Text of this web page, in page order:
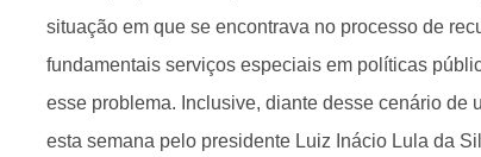
situação em que se encontrava no processo de
fundamentais serviços especiais em políticas
esse problema. Inclusive, diante desse cenário de
esta semana pelo presidente Luiz Inácio Lula da